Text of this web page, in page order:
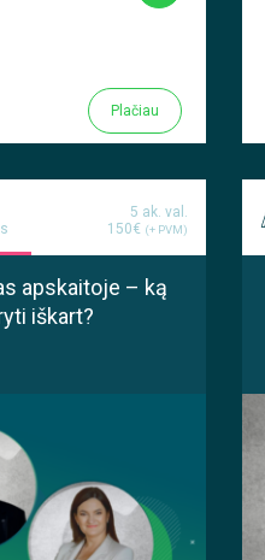
Plačiau
5 ak. val.
150€ (+ PVM)
apskaitoje – ką
iškart?